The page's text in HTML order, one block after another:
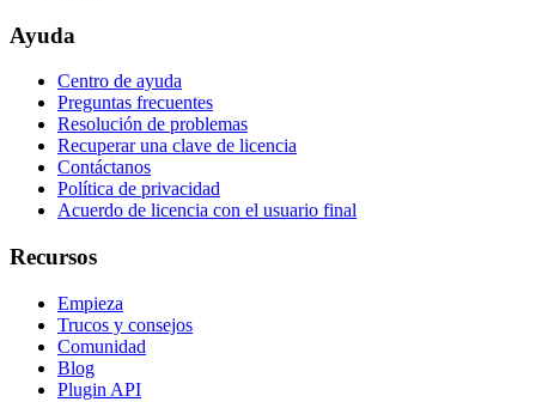
Ayuda
Centro de ayuda
Preguntas frecuentes
Resolución de problemas
Recuperar una clave de licencia
Contáctanos
Política de privacidad
Acuerdo de licencia con el usuario final
Recursos
Empieza
Trucos y consejos
Comunidad
Blog
Plugin API